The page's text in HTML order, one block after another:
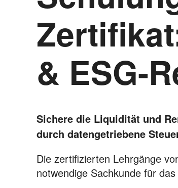
& ESG-
Sichere die Liquidität und
durch datengetriebene
Die zertifizierten Lehrgänge
notwendige Sachkunde für das